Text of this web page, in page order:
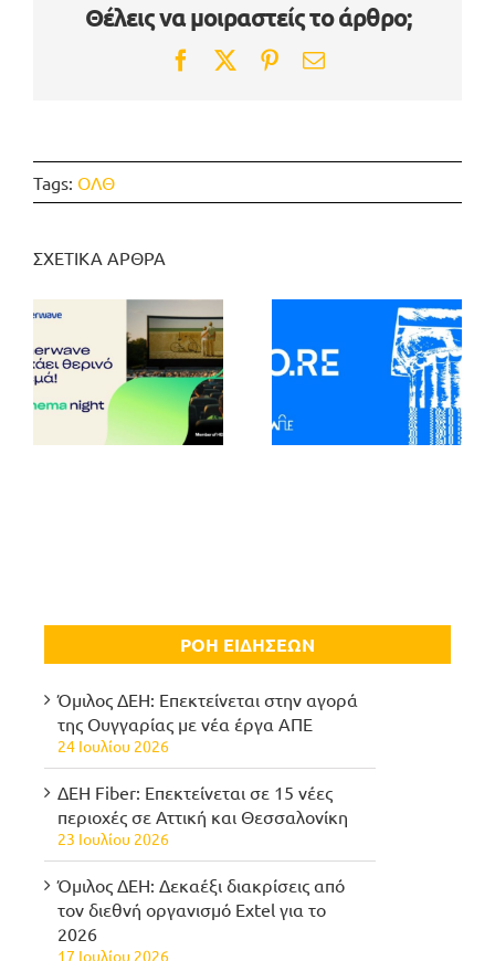
Θέλεις να μοιραστείς το άρθρο;
Facebook
TwitterPinterest
Email
Tags: ΟΛΘ
ΣΧΕΤΙΚΑ ΑΡΘΡΑ
ΡΟΗ ΕΙΔΗΣΕΩΝ
Όμιλος ΔΕΗ: Επεκτείνεται στην αγορά
της Ουγγαρίας με νέα έργα ΑΠΕ
24 Ιουλίου 2026
ΔΕΗ Fiber: Επεκτείνεται σε 15 νέες
περιοχές σε Αττική και Θεσσαλονίκη
23 Ιουλίου 2026
Όμιλος ΔΕΗ: Δεκαέξι διακρίσεις από
τον διεθνή οργανισμό Extel για το
2026
17 Ιουλίου 2026